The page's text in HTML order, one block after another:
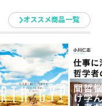
いけると思いま
オススメ商品一覧